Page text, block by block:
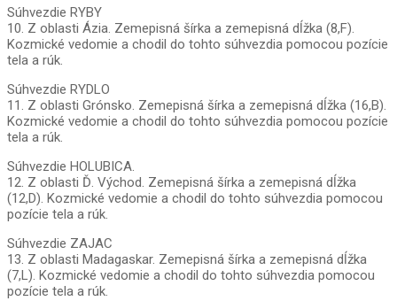
Súhvezdie RYBY
10. Z oblasti Ázia. Zemepisná šírka a zemepisná dĺžka (8,F).
Kozmické vedomie a chodil do tohto súhvezdia pomocou pozície
tela a rúk.
Súhvezdie RYDLO
11. Z oblasti Grónsko. Zemepisná šírka a zemepisná dĺžka (16,B).
Kozmické vedomie a chodil do tohto súhvezdia pomocou pozície
tela a rúk.
Súhvezdie HOLUBICA.
12. Z oblasti Ď. Východ. Zemepisná šírka a zemepisná dĺžka
(12,D). Kozmické vedomie a chodil do tohto súhvezdia pomocou
pozície tela a rúk.
Súhvezdie ZAJAC
13. Z oblasti Madagaskar. Zemepisná šírka a zemepisná dĺžka
(7,L). Kozmické vedomie a chodil do tohto súhvezdia pomocou
pozície tela a rúk.